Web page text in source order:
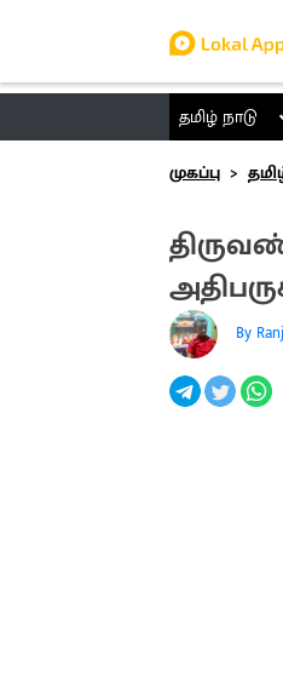
தமிழ் நாடு
முகப்பு
By